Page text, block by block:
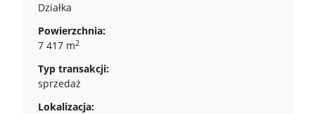
Działka
Powierzchnia:
7 417 m2
Typ transakcji:
sprzedaż
Lokalizacja: